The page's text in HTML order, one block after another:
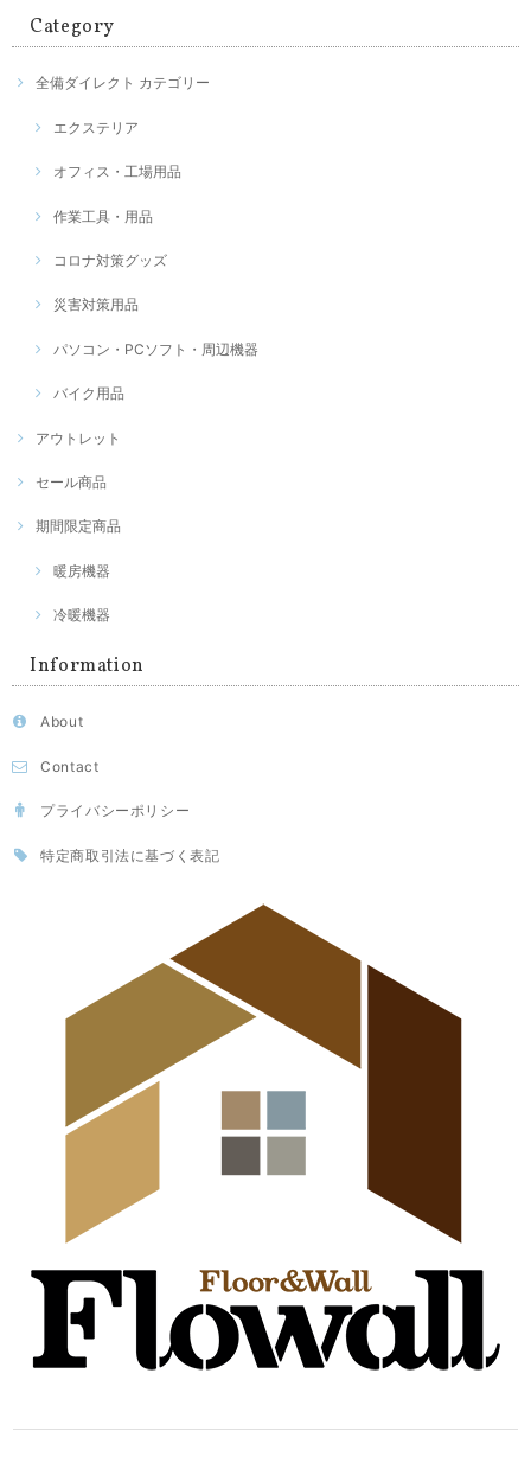
Category
全備ダイレクト カテゴリー
エクステリア
オフィス・工場用品
作業工具・用品
コロナ対策グッズ
災害対策用品
パソコン・PCソフト・周辺機器
バイク用品
アウトレット
セール商品
期間限定商品
暖房機器
冷暖機器
Information
About
Contact
プライバシーポリシー
特定商取引法に基づく表記